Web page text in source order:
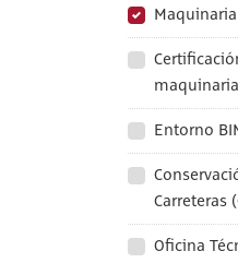
Maquinaria
maquinaria
Entorno
Carreteras
Oficina